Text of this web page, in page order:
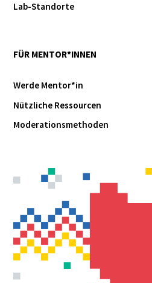
Lab-Standorte
FÜR MENTOR*INNEN
Werde Mentor*in
Nützliche Ressourcen
Moderationsmethoden